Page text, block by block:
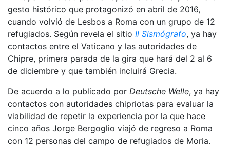
gesto histórico que protagonizó en abril de 2016,
cuando volvió de Lesbos a Roma con un grupo de 12
refugiados. Según revela el sitio Il Sismógrafo, ya hay
contactos entre el Vaticano y las autoridades de
Chipre, primera parada de la gira que hará del 2 al 6
de diciembre y que también incluirá Grecia.
De acuerdo a lo publicado por Deutsche Welle, ya hay
contactos con autoridades chipriotas para evaluar la
viabilidad de repetir la experiencia por la que hace
cinco años Jorge Bergoglio viajó de regreso a Roma
con 12 personas del campo de refugiados de Moria.